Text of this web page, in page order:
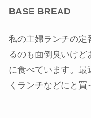
BASE BREAD
私の主婦ランチの定
るのも面倒臭いけど
に食べています。最
くランチなどにと買